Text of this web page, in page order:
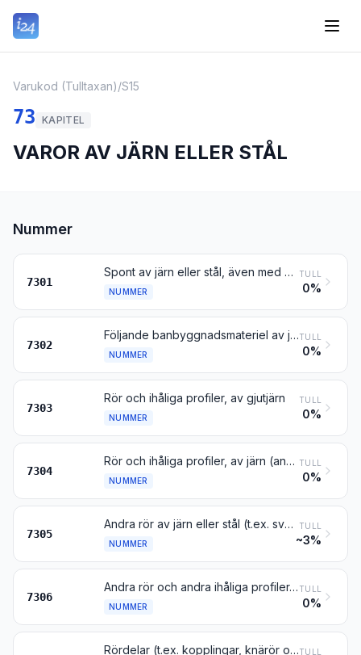
Varukod (Tulltaxan)/S15
73 KAPITEL
VAROR AV JÄRN ELLER STÅL
Nummer
7301
Spont av järn eller stål, även med borrade eller stansade hål eller tillverkad genom sammanfogning; profiler framställda genom svetsning, av järn eller stål
NUMMER
TULL
0%
7302
Följande banbyggnadsmateriel av järn eller stål för järnvägar eller spårvägar: räler, moträler och kuggskenor, växeltungor, spårkorsningar, växelstag och andra delar till spårväxlar, sliprar, rälskarvjärn, rälstolar, rälstolskilar, underläggsplattor, klämplattor, spårhållare, spårplattor och annan speciell materiel för sammanbindning eller fästande av räler
NUMMER
TULL
0%
7303
Rör och ihåliga profiler, av gjutjärn
NUMMER
TULL
0%
7304
Rör och ihåliga profiler, av järn (annat än gjutjärn) eller stål, sömlösa
NUMMER
TULL
0%
7305
Andra rör av järn eller stål (t.ex. svetsade, nitade eller på liknande sätt förslutna) med ett runt tvärsnitt och med en ytterdiameter av mer än 406,4 mm
NUMMER
TULL
~3%
7306
Andra rör och andra ihåliga profiler, av järn eller stål (t.ex. hopböjda utan fogning, svetsade eller nitade)
NUMMER
TULL
0%
Rördelar (t.ex. kopplingar, knärör och muffar) av järn eller stålTULL